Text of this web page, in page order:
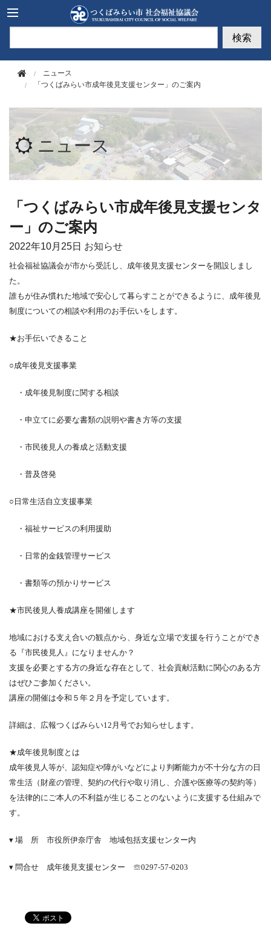
検索
ニュース
「つくばみらい市成年後見支援センター」のご案内
ニュース
「つくばみらい市成年後見支援センタ
ー」のご案内
2022年10月25日 お知らせ
社会福祉協議会が市から受託し、成年後見支援センターを開設しまし
た。
誰もが住み慣れた地域で安心して暮らすことができるように、成年後見
制度についての相談や利用のお手伝いをします。
★お手伝いできること
○成年後見支援事業
・成年後見制度に関する相談
・申立てに必要な書類の説明や書き方等の支援
・市民後見人の養成と活動支援
・普及啓発
○日常生活自立支援事業
・福祉サービスの利用援助
・日常的金銭管理サービス
・書類等の預かりサービス
★市民後見人養成講座を開催します
地域における支え合いの観点から、身近な立場で支援を行うことができ
る『市民後見人』になりませんか？
支援を必要とする方の身近な存在として、社会貢献活動に関心のある方
はぜひご参加ください。
講座の開催は令和５年２月を予定しています。
詳細は、広報つくばみらい12 月号でお知らせします。
★成年後見制度とは
成年後見人等が、認知症や障がいなどにより判断能力が不十分な方の日
常生活（財産の管理、契約の代行や取り消し、介護や医療等の契約等）
を法律的にご本人の不利益が生じることのないように支援する仕組みで
す。
▾ 場 所 市役所伊奈庁舎 地域包括支援センター内
▾ 問合せ 成年後見支援センター ☏0297-57-0203